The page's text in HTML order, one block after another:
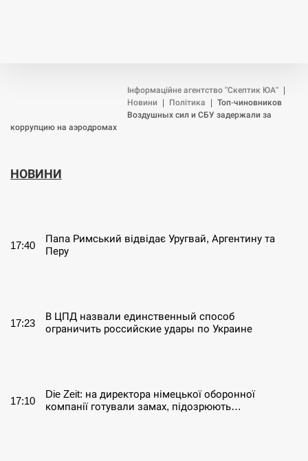
Інформаційне агентство "Скептик ЮА"
Новини
Політика
Топ-чиновников
Воздушных сил и СБУ задержали за
коррупцию на аэродромах
НОВИНИ
17:40
Папа Римський відвідає Уругвай, Аргентину та
Перу
17:23
В ЦПД назвали единственный способ
ограничить российские удары по Украине
17:10
Die Zeit: на директора німецької оборонної
компанії готували замах, підозрюють…